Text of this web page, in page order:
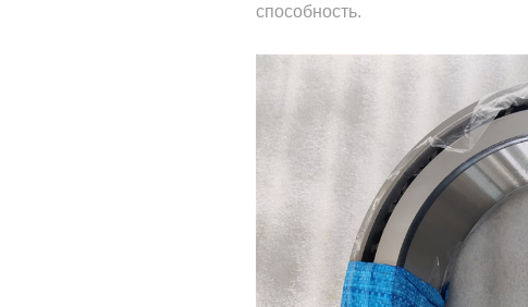
способность.